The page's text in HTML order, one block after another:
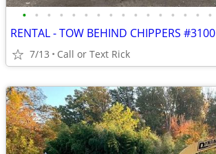
• • • • • • • • • • • • • • • •
RENTAL - TOW BEHIND CHIPPERS #3100
7/13 Call or Text Rick